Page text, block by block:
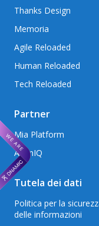
Thanks Design
Memoria
Agile Reloaded
Human Reloaded
Tech Reloaded
Partner
Mia Platform
AxonIQ
Tutela dei dati
Politica per la
delle informazioni